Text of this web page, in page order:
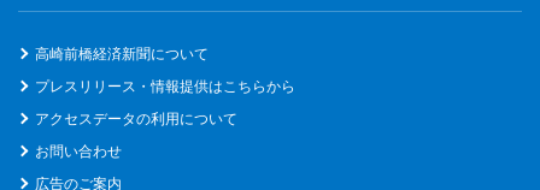
高崎前橋経済新聞について
プレスリリース・情報提供はこちらから
アクセスデータの利用について
お問い合わせ
広告のご案内